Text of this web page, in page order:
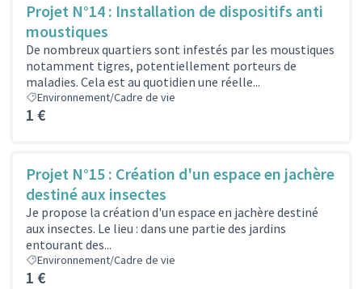
Projet N°14 : Installation de dispositifs anti
moustiques
De nombreux quartiers sont infestés par les moustiques
notamment tigres, potentiellement porteurs de
maladies. Cela est au quotidien une réelle...
Environnement/Cadre de vie
1 €
Projet N°15 : Création d'un espace en jachère
destiné aux insectes
Je propose la création d'un espace en jachère destiné
aux insectes. Le lieu : dans une partie des jardins
entourant des...
Environnement/Cadre de vie
1 €